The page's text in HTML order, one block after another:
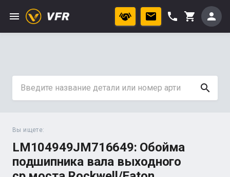
menu phone shopping_cart person
search
Вы ищете:
LM104949JM716649: Обойма
подшипника вала выходного